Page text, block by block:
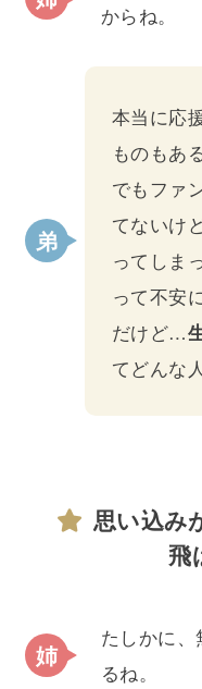
からね。
本当に応
ものもあ
でもファ
てないけ
ってしま
って不安
だけど…
てどんな
思い込み
飛
たしかに
るね。